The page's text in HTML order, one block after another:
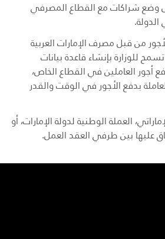
وضع شراكات مع القطاع المصرفي
من قبل مصرف الإمارات العربية
للوزارة بإنشاء قاعدة بيانات
أجور العاملين في القطاع الخاص،
بدفع الأجور في الوقت والقدر
العملة الوطنية لدولة الإمارات، أو
عليها بين طرفي العقد العمل.